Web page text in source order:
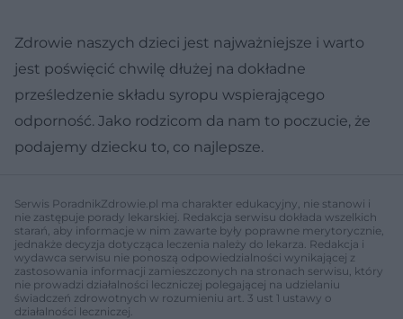
Zdrowie naszych dzieci jest najważniejsze i warto
jest poświęcić chwilę dłużej na dokładne
prześledzenie składu syropu wspierającego
odporność. Jako rodzicom da nam to poczucie, że
podajemy dziecku to, co najlepsze.
Serwis PoradnikZdrowie.pl ma charakter edukacyjny, nie stanowi i
nie zastępuje porady lekarskiej. Redakcja serwisu dokłada wszelkich
starań, aby informacje w nim zawarte były poprawne merytorycznie,
jednakże decyzja dotycząca leczenia należy do lekarza. Redakcja i
wydawca serwisu nie ponoszą odpowiedzialności wynikającej z
zastosowania informacji zamieszczonych na stronach serwisu, który
nie prowadzi działalności leczniczej polegającej na udzielaniu
świadczeń zdrowotnych w rozumieniu art. 3 ust 1 ustawy o
działalności leczniczej.